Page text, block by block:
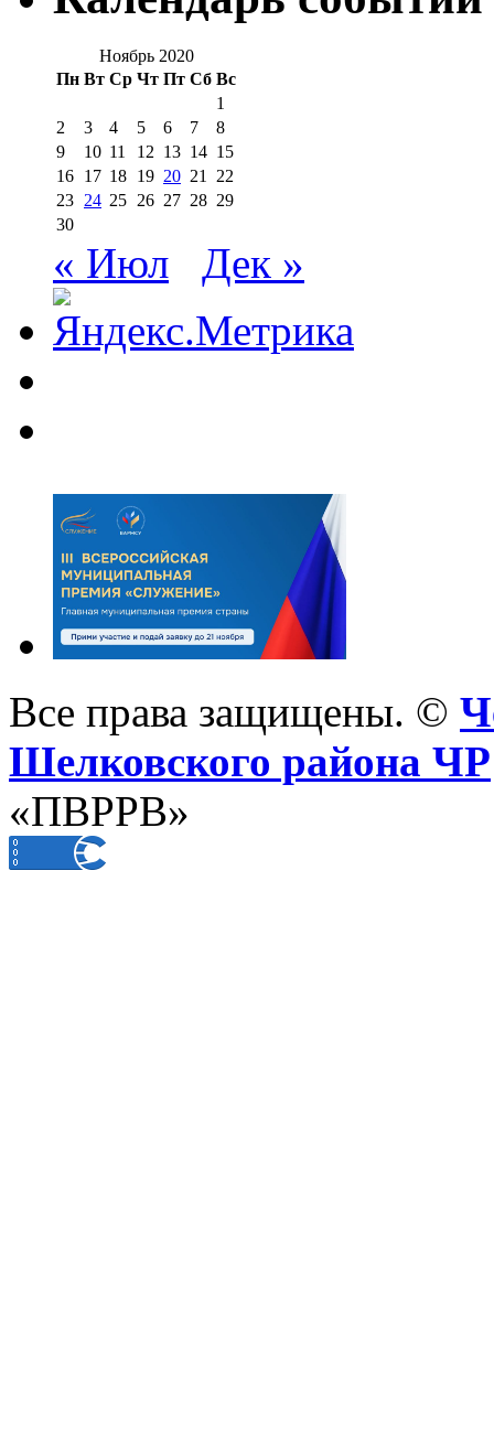
Ноябрь 2020
Пн Вт Ср Чт Пт Сб Вс
1
2
3 4 5 6 7
8
9
10 11 12 13 14 15
16 17 18 19 20 21
22
23 24 25 26 27 28 29
30
« Июл Дек »
Все права защищены. ©
Шелковского района ЧР
«ПВРРВ»